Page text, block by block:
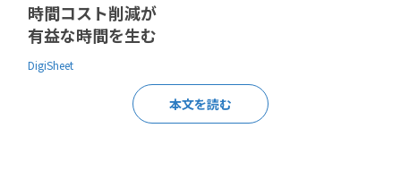
時間コスト削減が
有益な時間を生む
DigiSheet
本文を読む